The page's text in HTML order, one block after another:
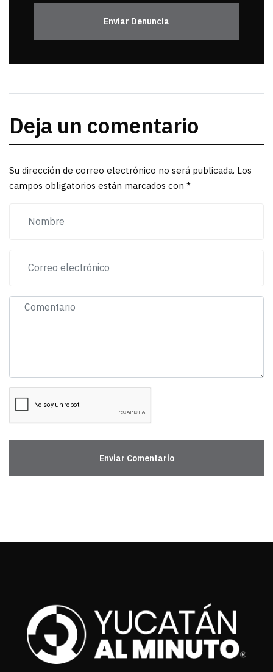
Enviar Denuncia
Deja un comentario
Su dirección de correo electrónico no será publicada. Los
campos obligatorios están marcados con *
Enviar Comentario